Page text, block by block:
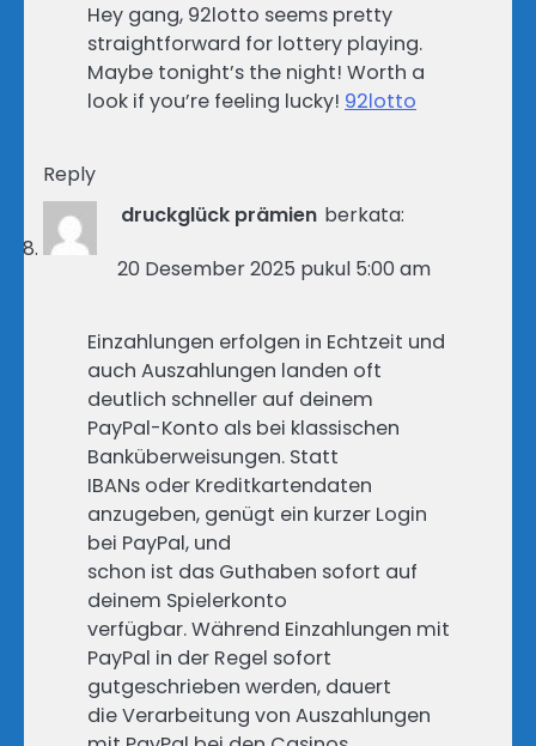
Hey gang, 92lotto seems pretty
straightforward for lottery playing.
Maybe tonight’s the night! Worth a
look if you’re feeling lucky! 92lotto
Reply
druckglück prämien berkata:
20 Desember 2025 pukul 5:00 am
Einzahlungen erfolgen in Echtzeit und
auch Auszahlungen landen oft
deutlich schneller auf deinem
PayPal-Konto als bei klassischen
Banküberweisungen. Statt
IBANs oder Kreditkartendaten
anzugeben, genügt ein kurzer Login
bei PayPal, und
schon ist das Guthaben sofort auf
deinem Spielerkonto
verfügbar. Während Einzahlungen mit
PayPal in der Regel sofort
gutgeschrieben werden, dauert
die Verarbeitung von Auszahlungen